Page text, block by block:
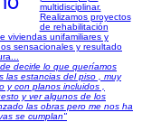
multidisciplinar.
Realizamos proyectos
de rehabilitación
viviendas unifamiliares y
sensacionales y resultado
decirle lo que queríamos
las estancias del piso , muy
y con planos incluidos ,
y ver algunos de los
las obras pero me nos ha
se cumplan"